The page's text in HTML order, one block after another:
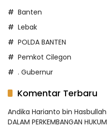
Banten
Lebak
POLDA BANTEN
Pemkot Cilegon
. Gubernur
Komentar Terbaru
Andika Harianto bin Hasbullah
DALAM PERKEMBANGAN HUKUM